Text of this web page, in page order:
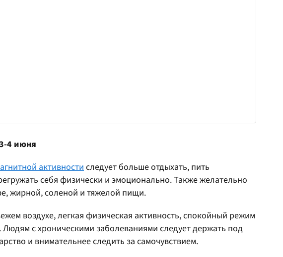
4 июня
активности следует больше отдыхать, пить
себя физически и эмоционально. Также желательно
жирной, соленой и тяжелой пищи.
воздухе, легкая физическая активность, спокойный режим
с хроническими заболеваниями следует держать под
и внимательнее следить за самочувствием.